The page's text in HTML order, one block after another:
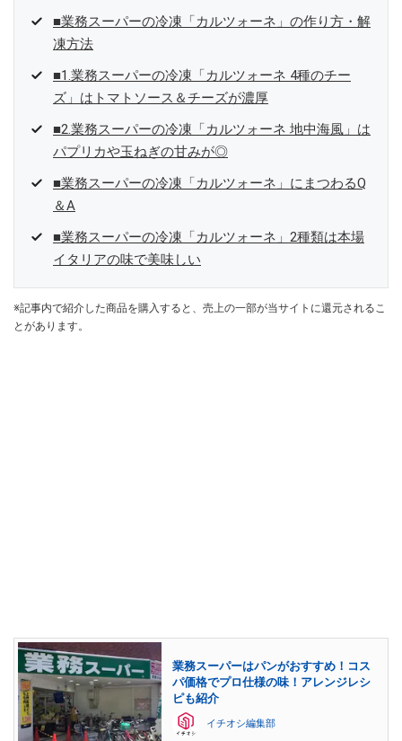
■業務スーパーの冷凍「カルツォーネ」の作り方・解
凍方法
■1.業務スーパーの冷凍「カルツォーネ 4種のチー
ズ」はトマトソース＆チーズが濃厚
■2.業務スーパーの冷凍「カルツォーネ 地中海風」は
パプリカや玉ねぎの甘みが◎
■業務スーパーの冷凍「カルツォーネ」にまつわるQ
＆A
■業務スーパーの冷凍「カルツォーネ」2種類は本場
イタリアの味で美味しい
※記事内で紹介した商品を購入すると、売上の一部が当サイトに還元されるこ
とがあります。
業務スーパーはパンがおすすめ！コス
パ価格でプロ仕様の味！アレンジレシ
ピも紹介
イチオシ編集部